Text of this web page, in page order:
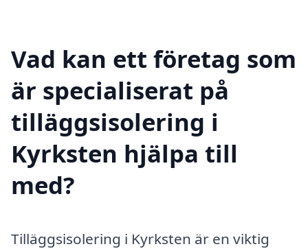
Vad kan ett företag som
är specialiserat på
tilläggsisolering i
Kyrksten hjälpa till
med?
Tilläggsisolering i Kyrksten är en viktig